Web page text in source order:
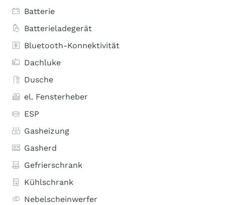
Batterie
Batterieladegerät
Bluetooth-Konnektivität
Dachluke
Dusche
el. Fensterheber
ESP
Gasheizung
Gasherd
Gefrierschrank
Kühlschrank
Nebelscheinwerfer